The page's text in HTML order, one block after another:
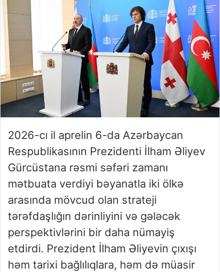
2026-cı il aprelin 6-da Azərbaycan
Respublikasının Prezidenti İlham Əliyev
Gürcüstana rəsmi səfəri zamanı
mətbuata verdiyi bəyanatla iki ölkə
arasında mövcud olan strateji
tərəfdaşlığın dərinliyini və gələcək
perspektivlərini bir daha nümayiş
etdirdi. Prezident İlham Əliyevin çıxışı
həm tarixi bağlılıqlara, həm də müasir